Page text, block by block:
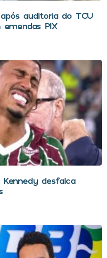
auditoria do TCU
PIX
desfalca